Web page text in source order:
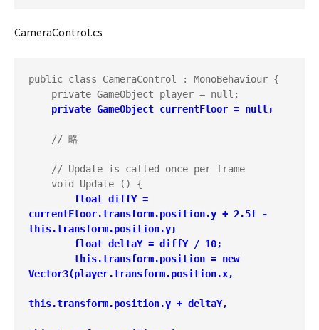
CameraControl.cs
public class CameraControl : MonoBehaviour {
private GameObject currentFloor = null;
float diffY =
currentFloor.transform.position.y + 2.5f -
this.transform.position.y;
Vector3(player.transform.position.x,
this.transform.position.y + deltaY,